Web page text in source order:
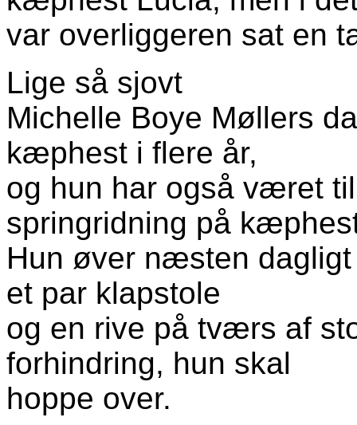
var overliggeren sat en
Lige så sjovt
Michelle Boye Møllers
kæphest i flere år,
og hun har også været
springridning på
Hun øver næsten
et par klapstole
og en rive på tværs af
forhindring, hun skal
hoppe over.